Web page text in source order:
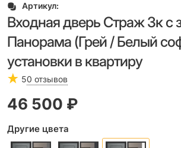
Артикул:
Входная дверь Страж 3к с
Панорама (Грей / Белый
установки в квартиру
50 отзывов
46 500 ₽
Другие цвета